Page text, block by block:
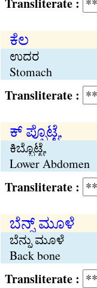
ಕೆಲ
ಉದರ
Stomach
Transliterate :
ಕ್ ಪ್ಪೊಟ್ಟೆ,
ಕಿಬ್ಬೊಟ್ಟೆ,
Lower Abdomen
Transliterate :
ಬೆನ್ನ್ ಮೂಳೆ
ಬೆನ್ನು ಮೂಳೆ
Back bone
Transliterate :